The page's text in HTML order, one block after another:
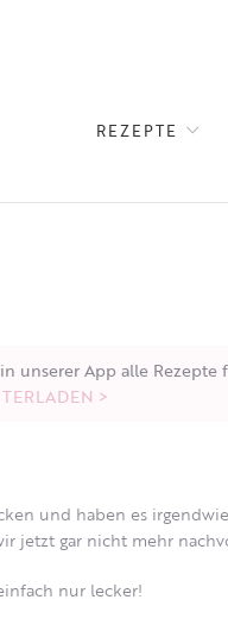
REZEPTE
unserer App alle
>
und haben es
jetzt gar nicht mehr
nur lecker!